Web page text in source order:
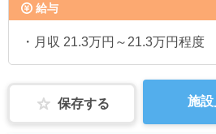
給与
・月収 21.3万円～21.3万円程度
保存する 施